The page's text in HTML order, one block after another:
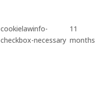
cookielawinfo-
checkbox-necessary
11
months